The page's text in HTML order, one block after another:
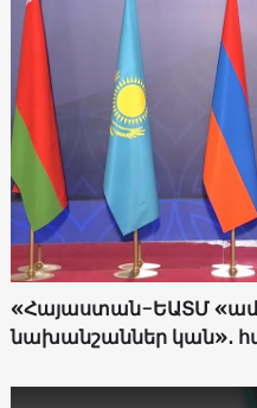
«Հայաստան-ԵԱՏՄ
նախանշաններ կան»․